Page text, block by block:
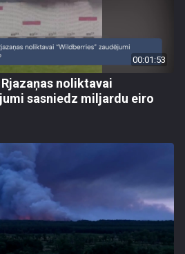
00:01:53
noliktavai
sasniedz miljardu eiro